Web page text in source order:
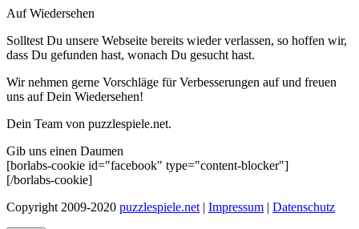
Auf Wiedersehen
Solltest Du unsere Webseite bereits wieder verlassen, so hoffen wir,
dass Du gefunden hast, wonach Du gesucht hast.
Wir nehmen gerne Vorschläge für Verbesserungen auf und freuen
uns auf Dein Wiedersehen!
Dein Team von puzzlespiele.net.
Gib uns einen Daumen
[borlabs-cookie id="facebook" type="content-blocker"]
[/borlabs-cookie]
Copyright 2009-2020 puzzlespiele.net | Impressum | Datenschutz